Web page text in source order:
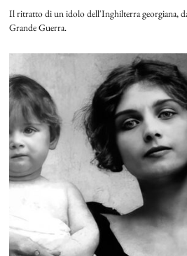
Il ritratto di un idolo dell'Inghilterra georgiana,
Grande Guerra.